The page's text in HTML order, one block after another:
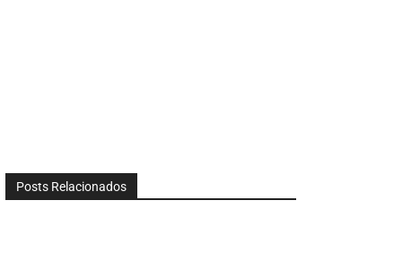
Posts Relacionados